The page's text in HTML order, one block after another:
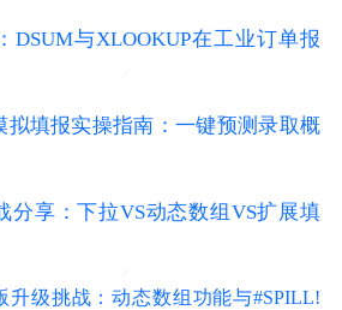
DSUM与XLOOKUP在工业订单报
拟填报实操指南：一键预测录取概
分享：下拉VS动态数组VS扩展填
升级挑战：动态数组功能与#SPILL!